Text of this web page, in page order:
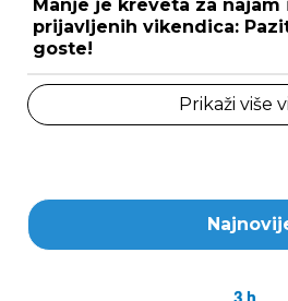
Manje je kreveta za najam
prijavljenih vikendica:
goste!
Prikaži više